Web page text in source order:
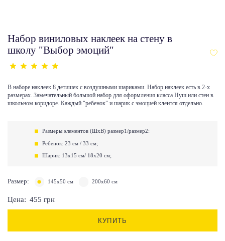
Набор виниловых наклеек на стену в
школу "Выбор эмоций"
В наборе наклеек 8 детишек с воздушными шариками. Набор наклеек есть в 2-х
размерах. Замечательный большой набор для оформления класса Нуш или стен в
школьном коридоре. Каждый "ребенок" и шарик с эмоцией клеится отдельно.
Размеры элементов (ШхВ) размер1/размер2:
Ребенок: 23 см / 33 см;
Шарик: 13x15 см/ 18х20 см;
Размер: 145х50 см 200х60 см
Цена: 455 грн
КУПИТЬ